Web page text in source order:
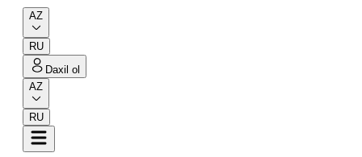
AZ
RU
Daxil ol
AZ
RU